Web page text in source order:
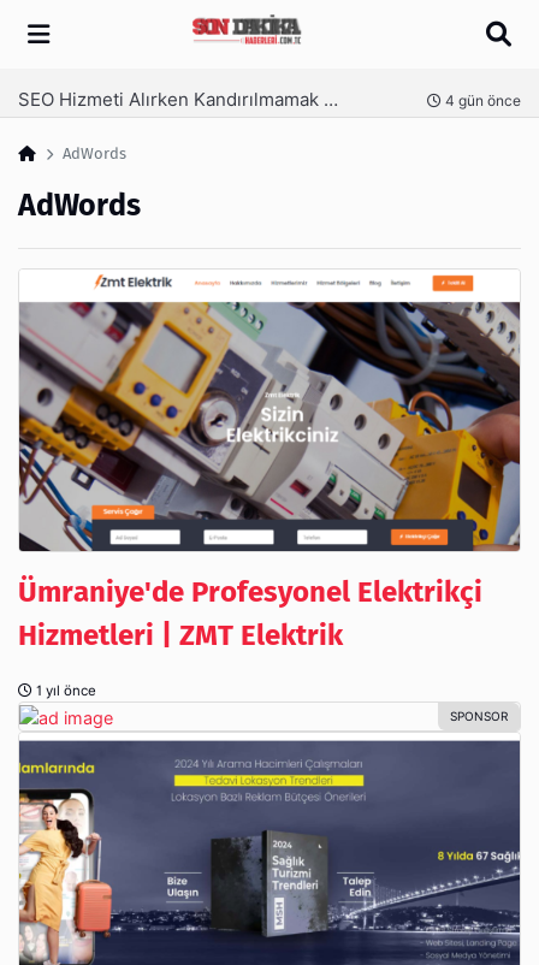
Arama
SEO Hizmeti Alırken Kandırılmamak İçin Bilinmesi Gerekenler 4 gün önce
AdWords
AdWords
Ümraniye'de Profesyonel Elektrikçi
Hizmetleri | ZMT Elektrik
1 yıl önce